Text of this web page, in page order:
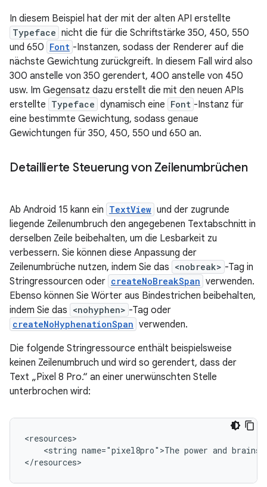
In diesem Beispiel hat der mit der alten API erstellte
Typeface nicht die für die Schriftstärke 350, 450, 550
und 650 Font -Instanzen, sodass der Renderer auf die
nächste Gewichtung zurückgreift. In diesem Fall wird also
300 anstelle von 350 gerendert, 400 anstelle von 450
usw. Im Gegensatz dazu erstellt die mit den neuen APIs
erstellte Typeface dynamisch eine Font -Instanz für
eine bestimmte Gewichtung, sodass genaue
Gewichtungen für 350, 450, 550 und 650 an.
Detaillierte Steuerung von Zeilenumbrüchen
Ab Android 15 kann ein TextView und der zugrunde
liegende Zeilenumbruch den angegebenen Textabschnitt in
derselben Zeile beibehalten, um die Lesbarkeit zu
verbessern. Sie können diese Anpassung der
Zeilenumbrüche nutzen, indem Sie das <nobreak> -Tag in
Stringressourcen oder createNoBreakSpan verwenden.
Ebenso können Sie Wörter aus Bindestrichen beibehalten,
indem Sie das <nohyphen> -Tag oder
createNoHyphenationSpan verwenden.
Die folgende Stringressource enthält beispielsweise
keinen Zeilenumbruch und wird so gerendert, dass der
Text „Pixel 8 Pro.“ an einer unerwünschten Stelle
unterbrochen wird:
<string name="pixel8pro">The power and brains